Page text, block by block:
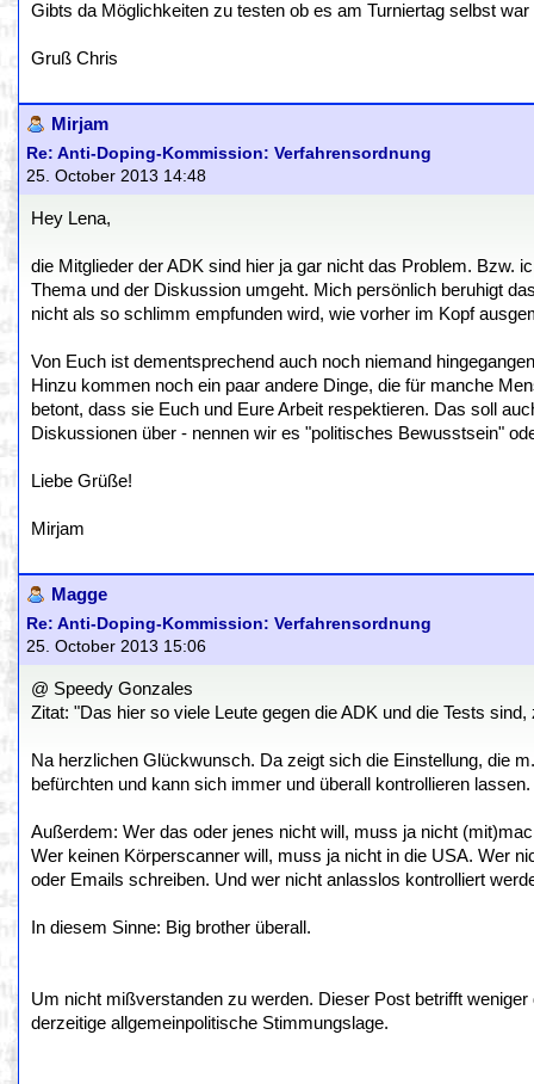
Gibts da Möglichkeiten zu testen ob es am Turniertag selbst war
Gruß Chris
Mirjam
Re: Anti-Doping-Kommission: Verfahrensordnung
25. October 2013 14:48
Hey Lena,
die Mitglieder der ADK sind hier ja gar nicht das Problem. Bzw.
Thema und der Diskussion umgeht. Mich persönlich beruhigt
nicht als so schlimm empfunden wird, wie vorher im Kopf
Von Euch ist dementsprechend auch noch niemand
Hinzu kommen noch ein paar andere Dinge, die für manche
betont, dass sie Euch und Eure Arbeit respektieren. Das soll
Diskussionen über - nennen wir es "politisches Bewusstsein"
Liebe Grüße!
Mirjam
Magge
Re: Anti-Doping-Kommission: Verfahrensordnung
25. October 2013 15:06
@ Speedy Gonzales
Zitat: "Das hier so viele Leute gegen die ADK und die Tests
Na herzlichen Glückwunsch. Da zeigt sich die Einstellung, die
befürchten und kann sich immer und überall kontrollieren
Außerdem: Wer das oder jenes nicht will, muss ja nicht
Wer keinen Körperscanner will, muss ja nicht in die USA. Wer
oder Emails schreiben. Und wer nicht anlasslos kontrolliert
In diesem Sinne: Big brother überall.
Um nicht mißverstanden zu werden. Dieser Post betrifft
derzeitige allgemeinpolitische Stimmungslage.